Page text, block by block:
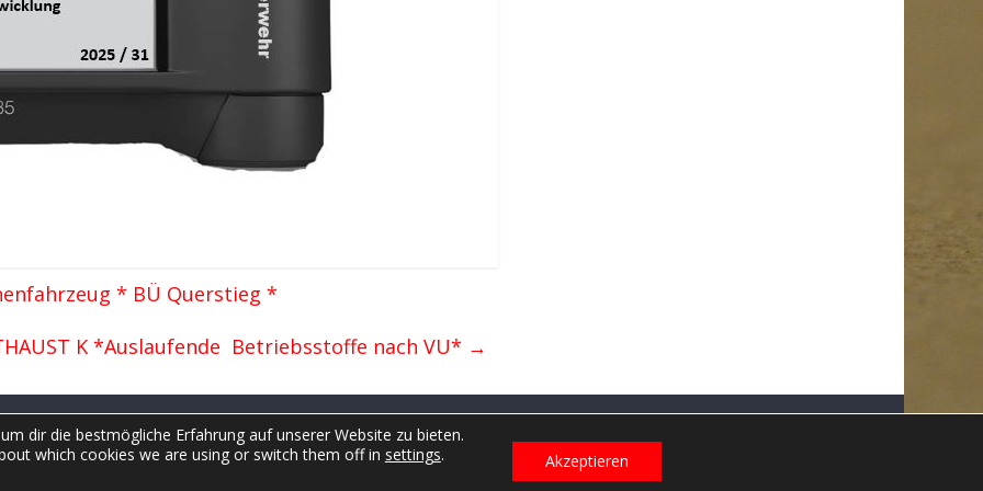
* BÜ Querstieg *
K *Auslaufende Betriebsstoffe nach VU* →
dir die bestmögliche Erfahrung auf unserer Website zu bieten.
which cookies we are using or switch them off in settings. Akzeptieren